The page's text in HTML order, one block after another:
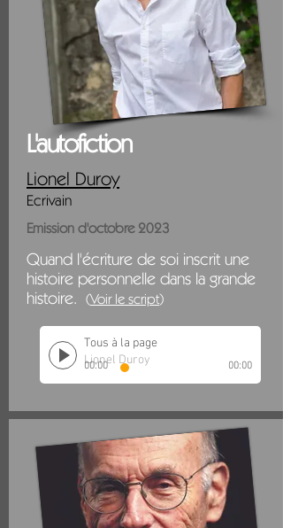
L'autofiction
Lionel Duroy
Ecrivain
Emission d'octobre 2023
Quand l'écriture de soi inscrit une
histoire personnelle dans la grande
histoire. (Voir le script)
Tous à la page
Lionel Duroy
00:00 00:00